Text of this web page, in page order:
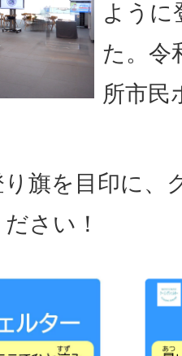
ように
た。令
所市民
旗を目印に、
さい！